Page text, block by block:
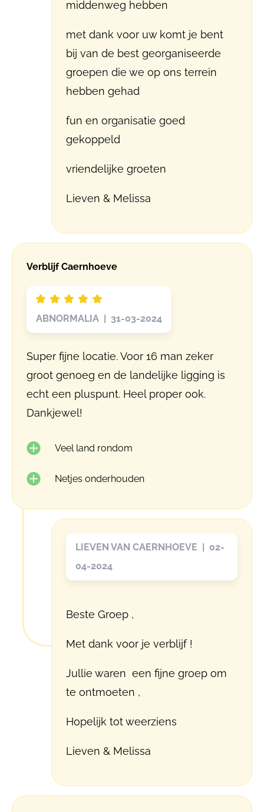
middenweg hebben
met dank voor uw komt je bent
bij van de best georganiseerde
groepen die we op ons terrein
hebben gehad
fun en organisatie goed
gekoppeld
vriendelijke groeten
Lieven & Melissa
Verblijf Caernhoeve
ABNORMALIA | 31-03-2024
Super fijne locatie. Voor 16 man zeker
groot genoeg en de landelijke ligging is
echt een pluspunt. Heel proper ook.
Dankjewel!
Veel land rondom
Netjes onderhouden
LIEVEN VAN CAERNHOEVE | 02-
04-2024
Beste Groep ,
Met dank voor je verblijf !
Jullie waren een fijne groep om
te ontmoeten ,
Hopelijk tot weerziens
Lieven & Melissa